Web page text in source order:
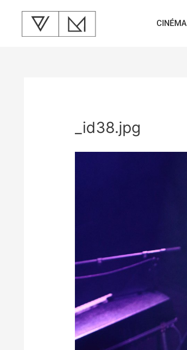
CINÉMA
_id38.jpg